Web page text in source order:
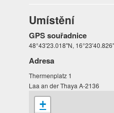
Umístění
GPS souřadnice
48°43'23.018"N,
Adresa
Thermenplatz 1
Laa an der Thaya A-2136
+